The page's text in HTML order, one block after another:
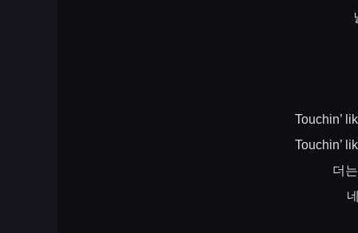
Touchin’
Touchin’
더는
네